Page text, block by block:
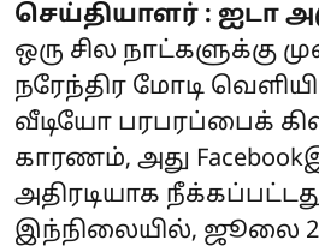
செய்தியாளர் : ஐடா
ஒரு சில நாட்களுக்கு
நரேந்திர மோடி
வீடியோ பரபரப்பைக்
காரணம், அது
அதிரடியாக
இந்நிலையில், ஜூலை